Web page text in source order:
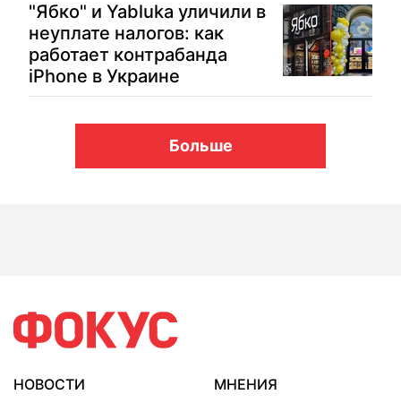
"Ябко" и Yabluka уличили в
неуплате налогов: как
работает контрабанда
iPhone в Украине
Больше
НОВОСТИ
МНЕНИЯ